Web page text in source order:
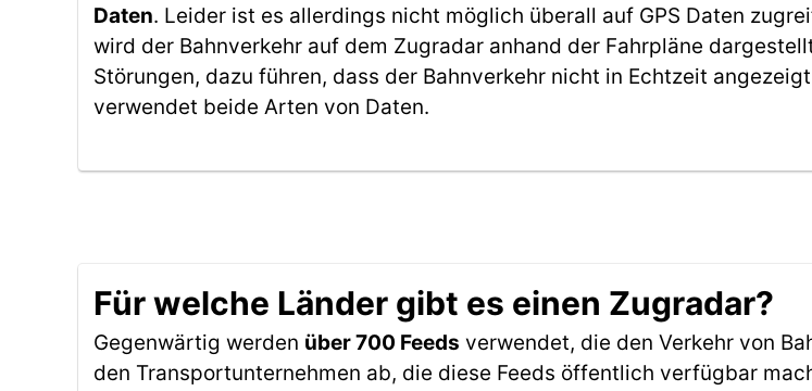
Daten. Leider ist es allerdings nicht möglich überall auf GPS Daten
wird der Bahnverkehr auf dem Zugradar anhand der Fahrpläne
Störungen, dazu führen, dass der Bahnverkehr nicht in Echtzeit
verwendet beide Arten von Daten.
Für welche Länder gibt es einen Zugradar?
Gegenwärtig werden über 700 Feeds verwendet, die den Verkehr von
den Transportunternehmen ab, die diese Feeds öffentlich verfügbar